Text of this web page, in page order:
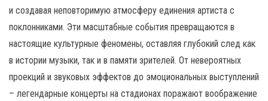
г
ц
и
и создавая неповторимую атмосферу единения артиста с
поклонниками. Эти масштабные события превращаются в
настоящие культурные феномены, оставляя глубокий след как
в истории музыки, так и в памяти зрителей. От невероятных
проекций и звуковых эффектов до эмоциональных выступлений
– легендарные концерты на стадионах поражают воображение